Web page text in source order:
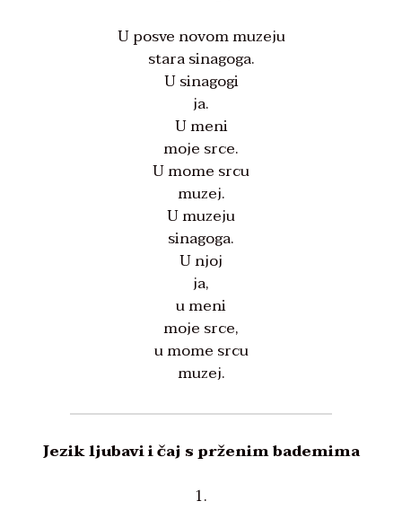
U posve novom muzeju
stara sinagoga.
U sinagogi
ja.
U meni
moje srce.
U mome srcu
muzej.
U muzeju
sinagoga.
U njoj
ja,
u meni
moje srce,
u mome srcu
muzej.
Jezik ljubavi i čaj s prženim bademima
1.